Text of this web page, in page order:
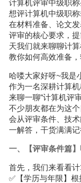
计算机评审中级职
想评计算机中级职
在材料准备、论文
评审的核心要求，
天我们就来聊聊计
教你如何高效准备，
哈喽大家好呀~我是
作为一名深耕计算
来聊一聊“计算机评
不少朋友都在为这
会从评审条件、技
一解答，干货满满
一、【评审条件篇
首先，我们来看看
✅【学历与年限】